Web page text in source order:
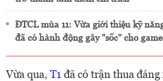
ĐTCL mùa 11: Vừa giới thiệu kỹ
đã có hành động gây "sốc" cho
Vừa qua, T1 đã có trận thua